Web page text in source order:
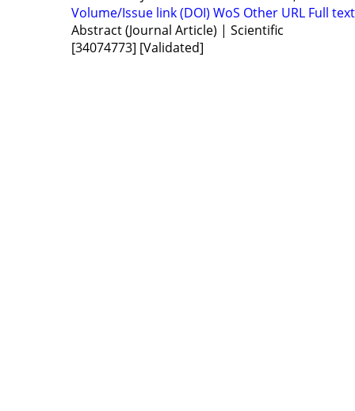
Volume/Issue link (DOI) WoS Other URL Full text
Abstract (Journal Article) | Scientific
[34074773] [Validated]